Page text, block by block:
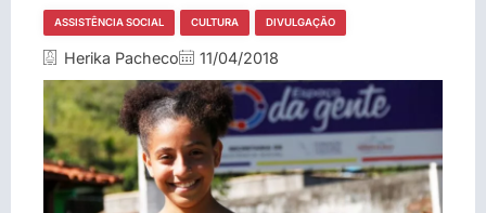
ASSISTÊNCIA SOCIAL CULTURA DIVULGAÇÃO
Herika Pacheco 11/04/2018